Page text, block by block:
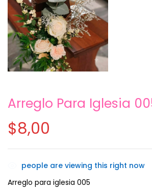
Arreglo Para Iglesia
$8,00
people are viewing this right now
Arreglo para iglesia 005
Guarda mi nombre,